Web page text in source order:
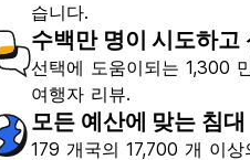
습니다.
수백만 명이 시도하고
선택에 도움이되는 1,300
여행자 리뷰.
모든 예산에 맞는 침대
179 개국의 17,700 개 이